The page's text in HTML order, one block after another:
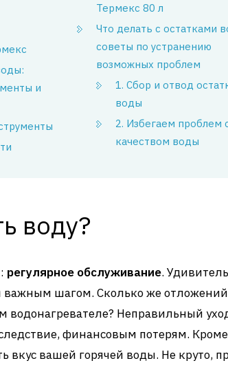
и
Термекс 80 л
Что делать с остатками
советы по устранению
возможных проблем
1. Сбор и отвод
воды
2. Избегаем проблем
качеством воды
воду?
регулярное обслуживание.
важным шагом. Сколько же
водонагревателе? Неправильный
финансовым потерям. Кроме
вкус вашей горячей воды. Не круто,